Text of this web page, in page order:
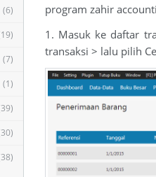
(6)
(7)
(1)
program zahir
1. Masuk ke daftar
transaksi > lalu pilih